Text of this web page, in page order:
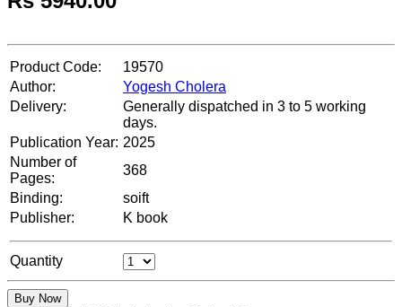
Product Code:
19570
Author:
Yogesh Cholera
Delivery:
Generally dispatched in 3 to 5 working
days.
Publication Year: 2025
Number of
Pages:
368
Binding:
soift
Publisher:
K book
Quantity
Buy Now